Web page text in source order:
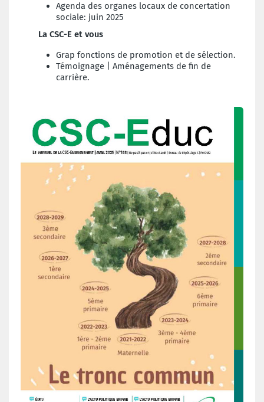
Agenda des organes locaux de concertation
sociale: juin 2025
La CSC-E et vous
Grap fonctions de promotion et de sélection.
Témoignage | Aménagements de fin de
carrière.